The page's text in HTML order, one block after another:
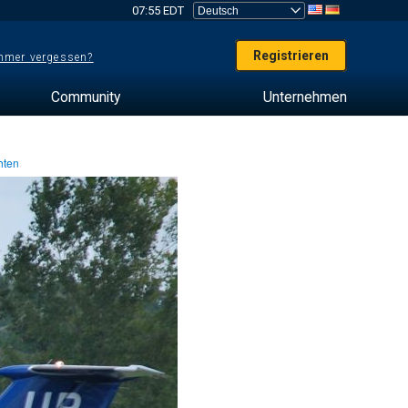
07:55 EDT
vergessen? Registrieren
Community Unternehmen